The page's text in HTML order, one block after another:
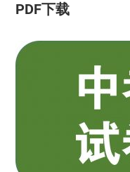
PDF下载